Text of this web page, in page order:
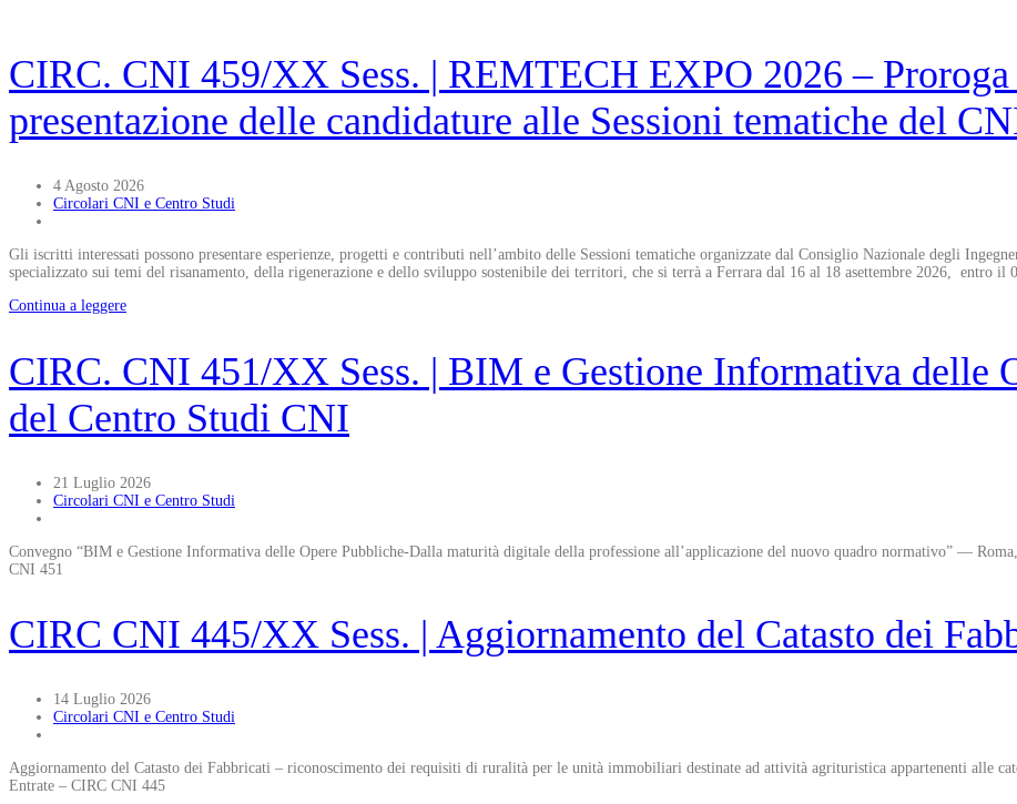
CIRC. CNI 459/XX Sess. | REMTECH EXPO 2026 –
presentazione delle candidature alle Sessioni tematiche del
4 Agosto 2026
Circolari CNI e Centro Studi
Gli iscritti interessati possono presentare esperienze, progetti e contributi nell’ambito delle Sessioni tematiche organizzate dal Consiglio Nazionale degli
specializzato sui temi del risanamento, della rigenerazione e dello sviluppo sostenibile dei territori, che si terrà a Ferrara dal 16 al 18 asettembre 2026, entro il
Continua a leggere
CIRC. CNI 451/XX Sess. | BIM e Gestione Informativa delle
del Centro Studi CNI
21 Luglio 2026
Circolari CNI e Centro Studi
Convegno “BIM e Gestione Informativa delle Opere Pubbliche-Dalla maturità digitale della professione all’applicazione del nuovo quadro normativo” —
CNI 451
CIRC CNI 445/XX Sess. | Aggiornamento del Catasto dei
14 Luglio 2026
Circolari CNI e Centro Studi
Aggiornamento del Catasto dei Fabbricati – riconoscimento dei requisiti di ruralità per le unità immobiliari destinate ad attività agrituristica appartenenti alle
Entrate – CIRC CNI 445